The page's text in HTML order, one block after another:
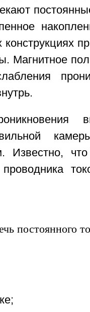
Магнитное
Известно,